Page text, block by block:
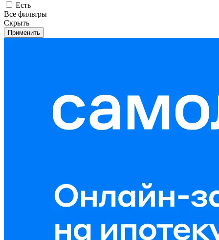
Есть
Все фильтры
Скрыть
Применить